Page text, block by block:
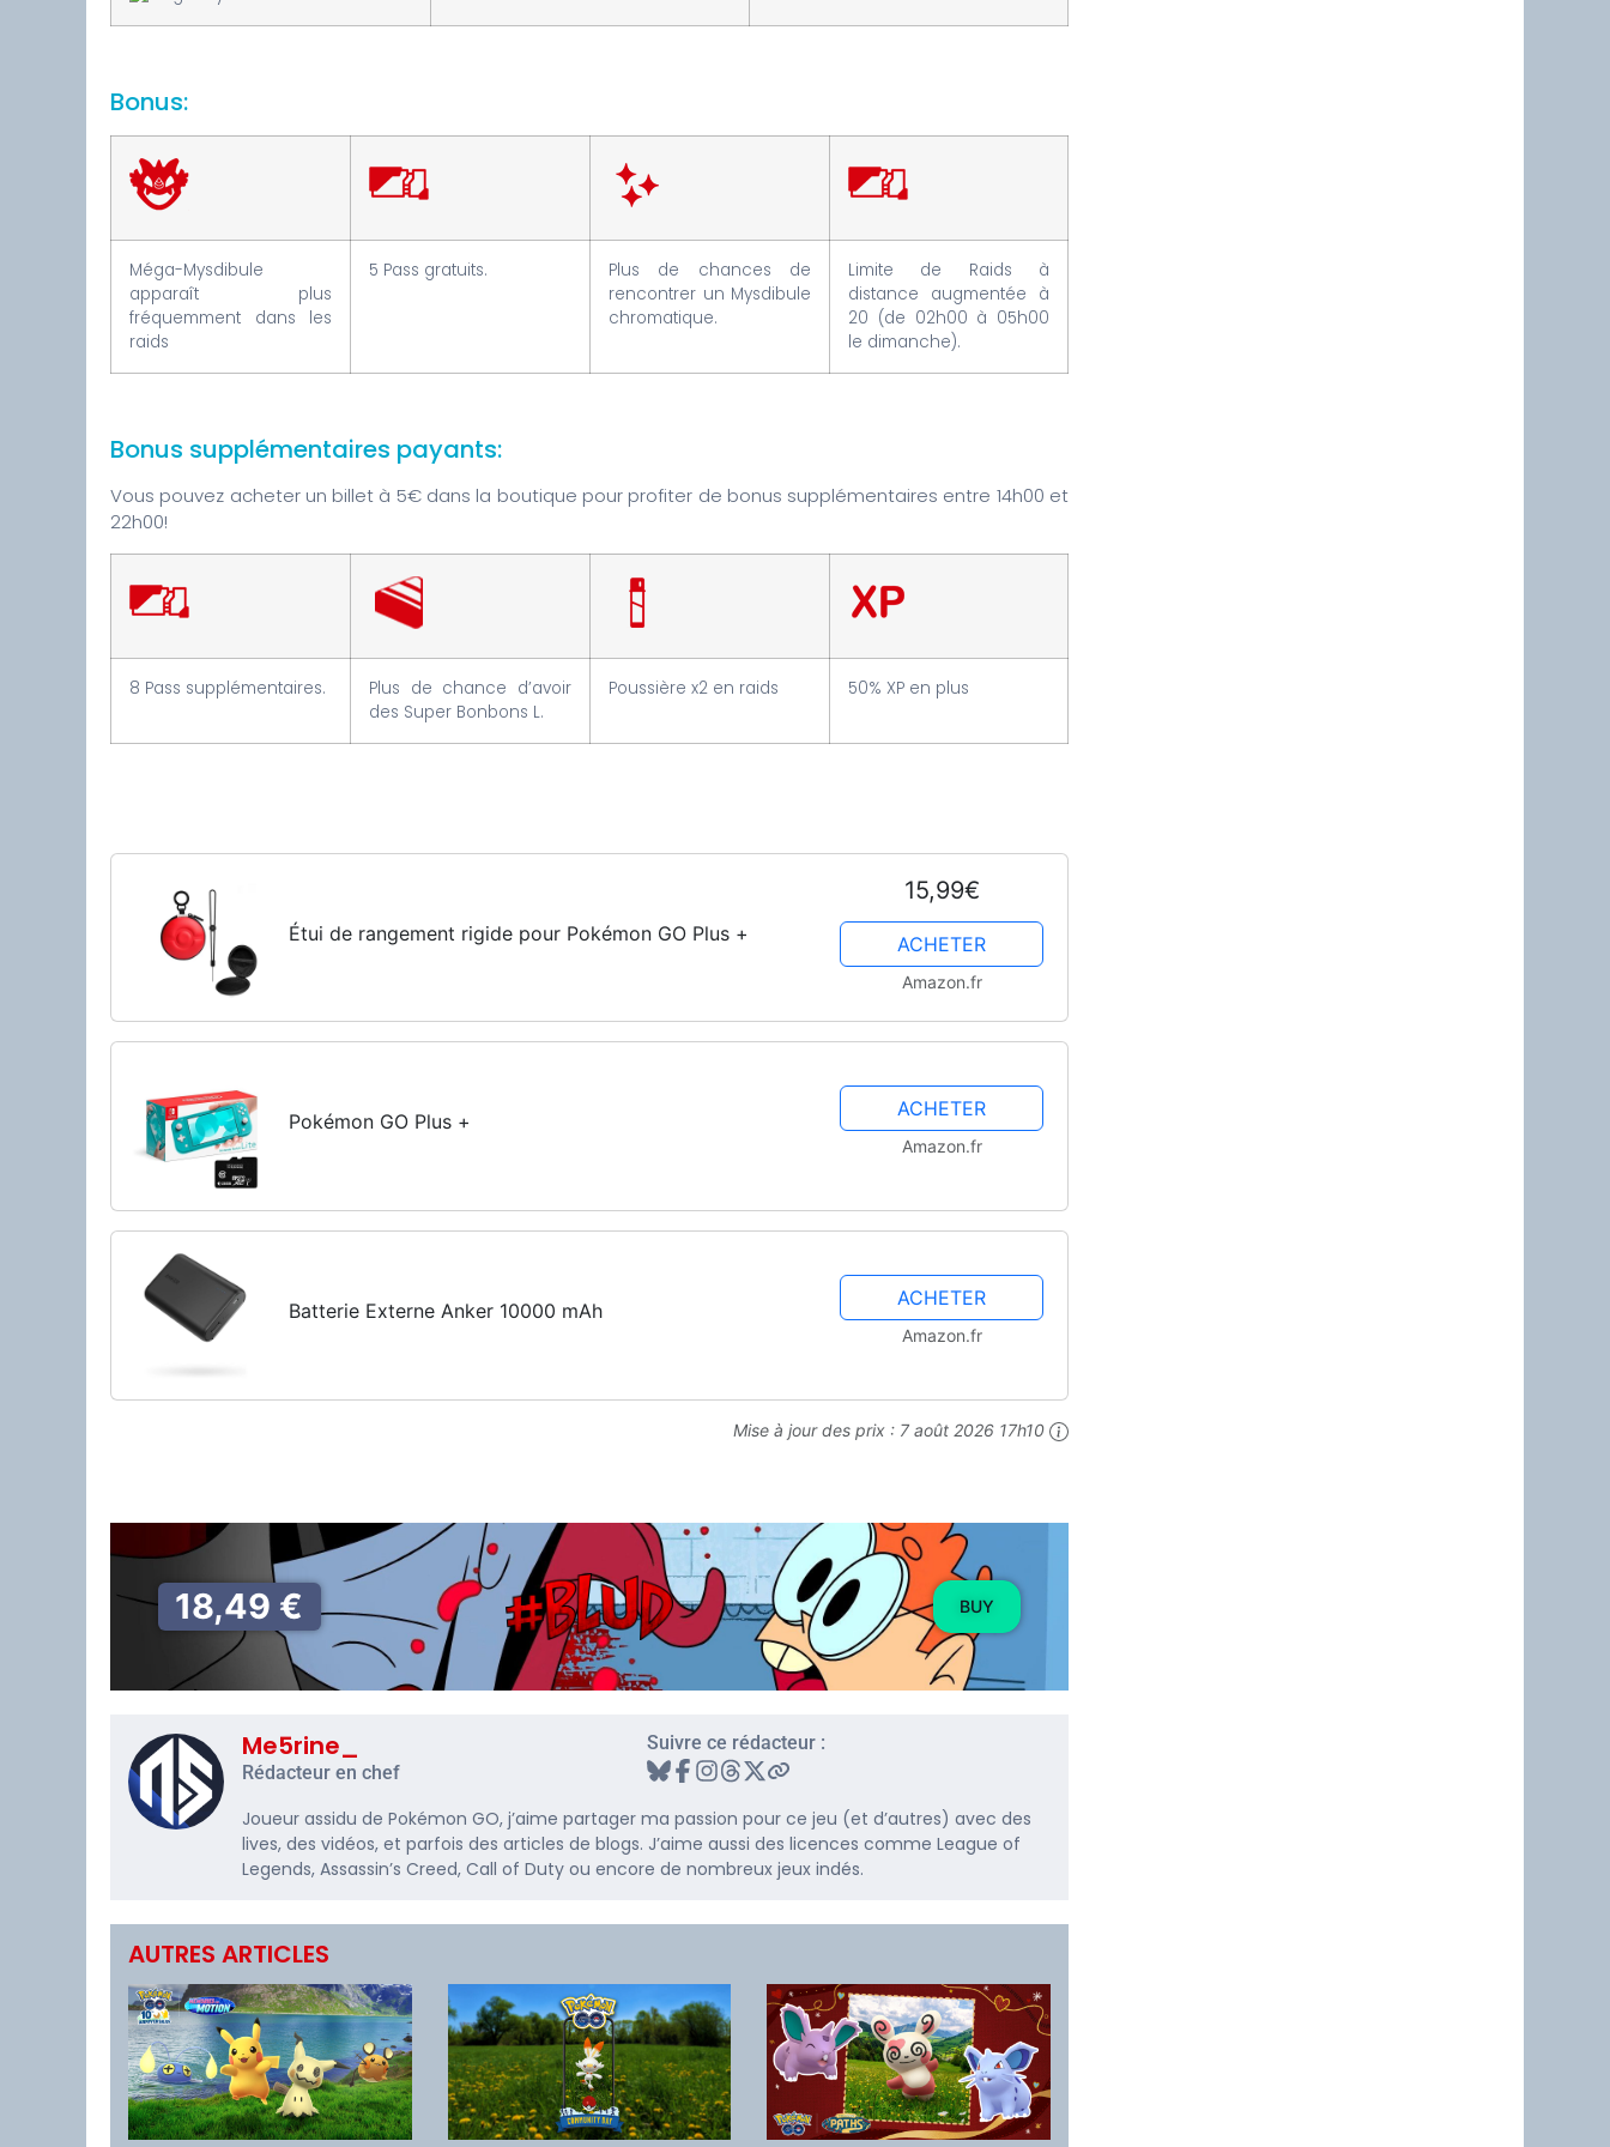
Bonus:
Méga-Mysdibule
apparaît plus
fréquemment dans les
raids
5 Pass gratuits.
Plus de chances de
rencontrer un Mysdibule
chromatique.
Limite de Raids à
distance augmentée à
20 (de 02h00 à 05h00
le dimanche).
Bonus supplémentaires payants:
Vous pouvez acheter un billet à 5€ dans la boutique pour profiter de bonus supplémentaires entre 14h00 et
22h00!
8 Pass supplémentaires.
Plus de chance d’avoir
des Super Bonbons L.
Poussière x2 en raids 50% XP en plus
Étui de rangement rigide pour Pokémon GO Plus +
15,99€
ACHETER
Amazon.fr
Pokémon GO Plus +
ACHETER
Amazon.fr
Batterie Externe Anker 10000 mAh
ACHETER
Amazon.fr
Mise à jour des prix : 7 août 2026 17h10
18,49 € BUY
Me5rine_
Rédacteur en chef
Suivre ce rédacteur :
Joueur assidu de Pokémon GO, j’aime partager ma passion pour ce jeu (et d’autres) avec des
lives, des vidéos, et parfois des articles de blogs. J’aime aussi des licences comme League of
Legends, Assassin’s Creed, Call of Duty ou encore de nombreux jeux indés.
AUTRES ARTICLES